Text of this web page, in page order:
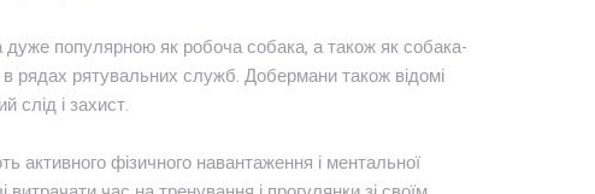
популярною як робоча собака, а також як собака-
в рядах рятувальних служб. Добермани також відомі
слід і захист.
активного фізичного навантаження і ментальної